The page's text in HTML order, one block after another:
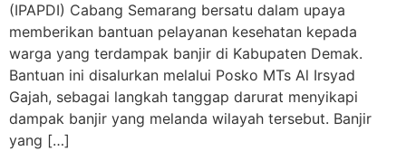
(IPAPDI) Cabang Semarang bersatu dalam upaya
memberikan bantuan pelayanan kesehatan kepada
warga yang terdampak banjir di Kabupaten Demak.
Bantuan ini disalurkan melalui Posko MTs Al Irsyad
Gajah, sebagai langkah tanggap darurat menyikapi
dampak banjir yang melanda wilayah tersebut. Banjir
yang […]